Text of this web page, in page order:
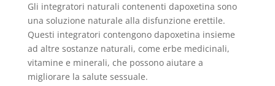
Gli integratori naturali contenenti dapoxetina sono
una soluzione naturale alla disfunzione erettile.
Questi integratori contengono dapoxetina insieme
ad altre sostanze naturali, come erbe medicinali,
vitamine e minerali, che possono aiutare a
migliorare la salute sessuale.